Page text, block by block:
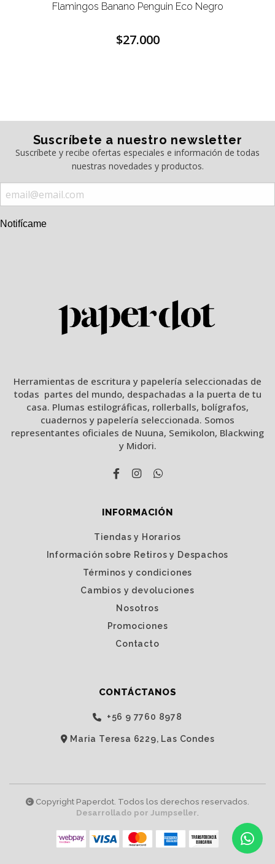
Flamingos Banano Penguin Eco Negro
$27.000
Suscríbete a nuestro newsletter
Suscríbete y recibe ofertas especiales e información de todas
nuestras novedades y productos.
Notifícame
Herramientas de escritura y papelería seleccionadas de
todas partes del mundo, despachadas a la puerta de tu
casa. Plumas estilográficas, rollerballs, bolígrafos,
cuadernos y papelería seleccionada. Somos
representantes oficiales de Nuuna, Semikolon, Blackwing
y Midori.
INFORMACIÓN
Tiendas y Horarios
Información sobre Retiros y Despachos
Términos y condiciones
Cambios y devoluciones
Nosotros
Promociones
Contacto
CONTÁCTANOS
‭+56 9 7760 8978‬
Maria Teresa 6229, Las Condes
Copyright Paperdot. Todos los derechos reservados.
Desarrollado por Jumpseller